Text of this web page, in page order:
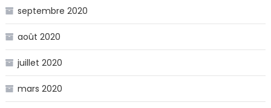
septembre 2020
août 2020
juillet 2020
mars 2020